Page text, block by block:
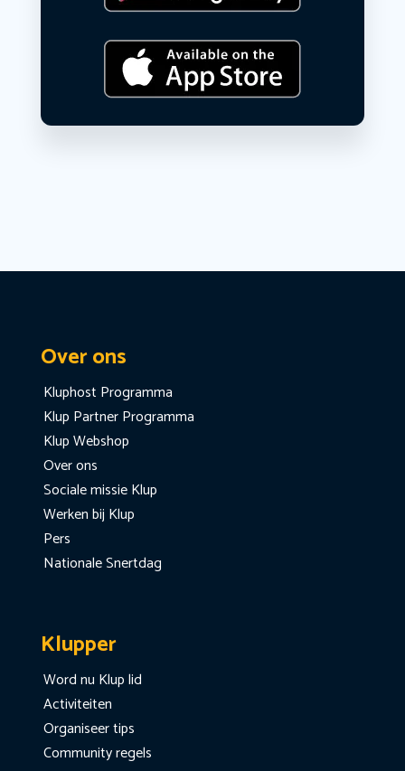
Over ons
Kluphost Programma
Klup Partner Programma
Klup Webshop
Over ons
Sociale missie Klup
Werken bij Klup
Pers
Nationale Snertdag
Klupper
Word nu Klup lid
Activiteiten
Organiseer tips
Community regels